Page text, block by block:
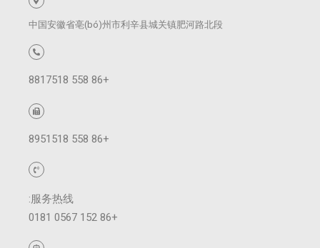
中国安徽省亳(bó)州市利辛县城关镇肥河路北段
服务热线: